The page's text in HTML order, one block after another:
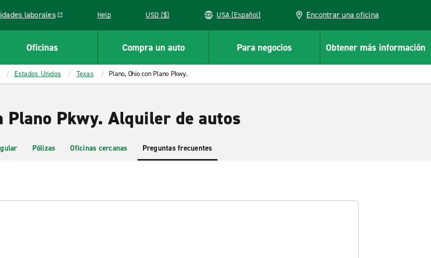
laborales
in a new window Help USD ($) USA (Español) Encontrar una oficina
Oficinas Compra un auto Para negocios Obtener más información
Estados Unidos Texas Plano, Ohio con Plano Pkwy.
Plano Pkwy. Alquiler de autos
Pólizas Oficinas cercanas Preguntas frecuentes